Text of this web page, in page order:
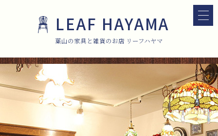
LEAF HAYAMA
葉山の家具と雑貨のお店 リーフハヤマ